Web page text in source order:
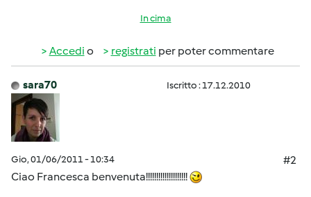
In cima
Accedi o registrati per poter commentare
sara70 Iscritto : 17.12.2010
Gio, 01/06/2011 - 10:34
#2
Ciao Francesca benvenuta!!!!!!!!!!!!!!!!!!!!